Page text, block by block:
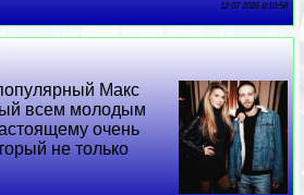
12 07 2026 8:10:58
Макс
всем молодым
очень
не только